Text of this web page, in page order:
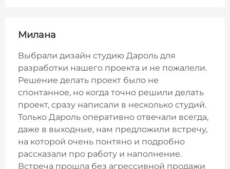
Милана
Выбрали дизайн студию Дароль для
разработки нашего проекта и не пожалели.
Решение делать проект было не
спонтанное, но когда точно решили делать
проект, сразу написали в несколько студий.
Только Дароль оперативно отвечали всегда,
даже в выходные, нам предложили встречу,
на которой очень понтяно и подробно
рассказали про работу и наполнение.
Встреча прошла без агрессивной продажи